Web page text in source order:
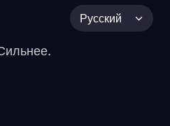
Русский